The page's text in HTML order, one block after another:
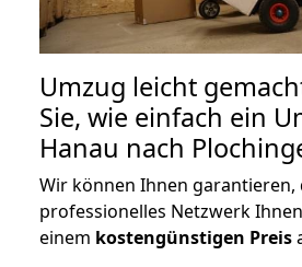
Umzug leicht
Sie, wie einfach ein
Hanau nach
Wir können Ihnen garantieren,
professionelles Netzwerk
einem kostengünstigen Preis